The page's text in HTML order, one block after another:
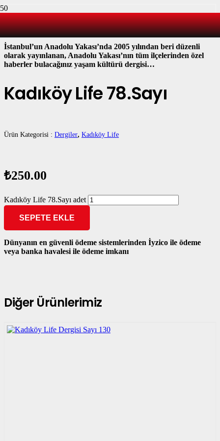
KADIKÖY’Ü YAŞAYANLARIN DERGİSİ
İstanbul’un Anadolu Yakası’nda 2005 yılından beri düzenli
olarak yayınlanan, Anadolu Yakası’nın tüm ilçelerinden özel
haberler bulacağınız yaşam kültürü dergisi…
Kadıköy Life 78.Sayı
Ürün Kategorisi : Dergiler, Kadıköy Life
₺250.00
Kadıköy Life 78.Sayı adet
SEPETE EKLE
Dünyanın en güvenli ödeme sistemlerinden İyzico ile ödeme
veya banka havalesi ile ödeme imkanı
Diğer Ürünlerimiz